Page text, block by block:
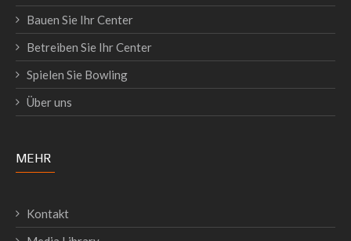
Bauen Sie Ihr Center
Betreiben Sie Ihr Center
Spielen Sie Bowling
Über uns
MEHR
Kontakt